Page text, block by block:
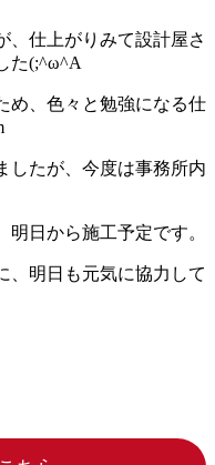
、仕上がりみて設計屋さ
た(;^ω^A
め、色々と勉強になる仕
したが、今度は事務所内
日から施工予定です。
、明日も元気に協力して